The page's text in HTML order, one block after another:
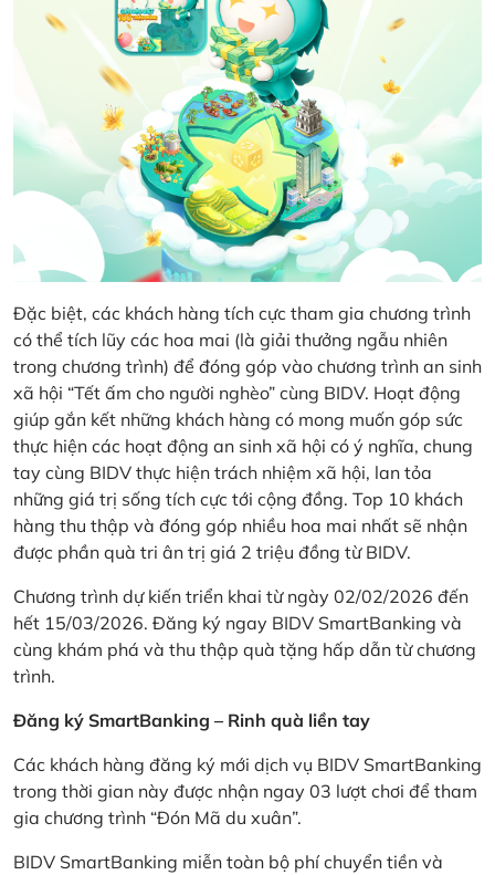
Đặc biệt, các khách hàng tích cực tham gia chương trình
có thể tích lũy các hoa mai (là giải thưởng ngẫu nhiên
trong chương trình) để đóng góp vào chương trình an sinh
xã hội “Tết ấm cho người nghèo” cùng BIDV. Hoạt động
giúp gắn kết những khách hàng có mong muốn góp sức
thực hiện các hoạt động an sinh xã hội có ý nghĩa, chung
tay cùng BIDV thực hiện trách nhiệm xã hội, lan tỏa
những giá trị sống tích cực tới cộng đồng. Top 10 khách
hàng thu thập và đóng góp nhiều hoa mai nhất sẽ nhận
được phần quà tri ân trị giá 2 triệu đồng từ BIDV.
Chương trình dự kiến triển khai từ ngày 02/02/2026 đến
hết 15/03/2026. Đăng ký ngay BIDV SmartBanking và
cùng khám phá và thu thập quà tặng hấp dẫn từ chương
trình.
Đăng ký SmartBanking – Rinh quà liền tay
Các khách hàng đăng ký mới dịch vụ BIDV SmartBanking
trong thời gian này được nhận ngay 03 lượt chơi để tham
gia chương trình “Đón Mã du xuân”.
BIDV SmartBanking miễn toàn bộ phí chuyển tiền và